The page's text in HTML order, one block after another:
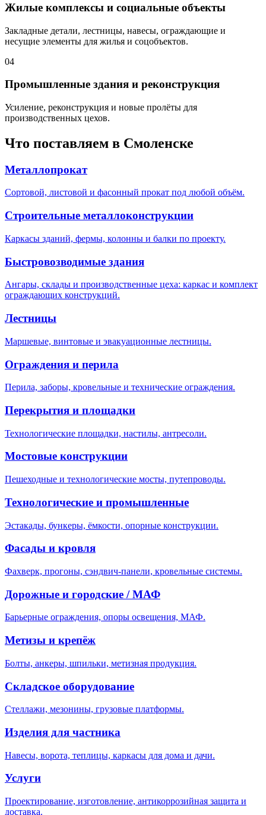
Жилые комплексы и социальные объекты
Закладные детали, лестницы, навесы, ограждающие и
несущие элементы для жилья и соцобъектов.
04
Промышленные здания и реконструкция
Усиление, реконструкция и новые пролёты для
производственных цехов.
Что поставляем в Смоленске
Металлопрокат
Сортовой, листовой и фасонный прокат под любой объём.
Строительные металлоконструкции
Каркасы зданий, фермы, колонны и балки по проекту.
Быстровозводимые здания
Ангары, склады и производственные цеха: каркас и комплект
ограждающих конструкций.
Лестницы
Маршевые, винтовые и эвакуационные лестницы.
Ограждения и перила
Перила, заборы, кровельные и технические ограждения.
Перекрытия и площадки
Технологические площадки, настилы, антресоли.
Мостовые конструкции
Пешеходные и технологические мосты, путепроводы.
Технологические и промышленные
Эстакады, бункеры, ёмкости, опорные конструкции.
Фасады и кровля
Фахверк, прогоны, сэндвич-панели, кровельные системы.
Дорожные и городские / МАФ
Барьерные ограждения, опоры освещения, МАФ.
Метизы и крепёж
Болты, анкеры, шпильки, метизная продукция.
Складское оборудование
Стеллажи, мезонины, грузовые платформы.
Изделия для частника
Навесы, ворота, теплицы, каркасы для дома и дачи.
Услуги
Проектирование, изготовление, антикоррозийная защита и
доставка.